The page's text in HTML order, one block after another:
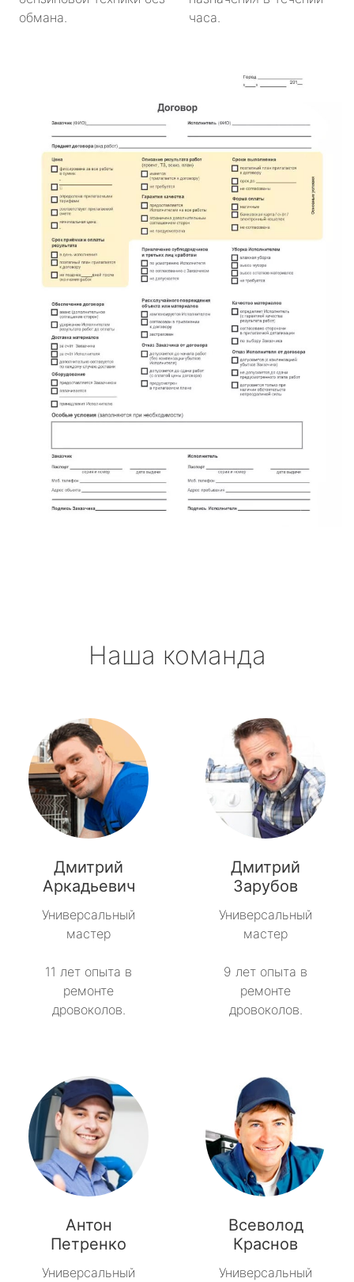
обмана.
часа.
Наша команда
Дмитрий
Аркадьевич
Универсальный
мастер
11 лет опыта в
ремонте
дровоколов.
Дмитрий
Зарубов
Универсальный
мастер
9 лет опыта в
ремонте
дровоколов.
Антон
Петренко
Универсальный
Всеволод
Краснов
Универсальный